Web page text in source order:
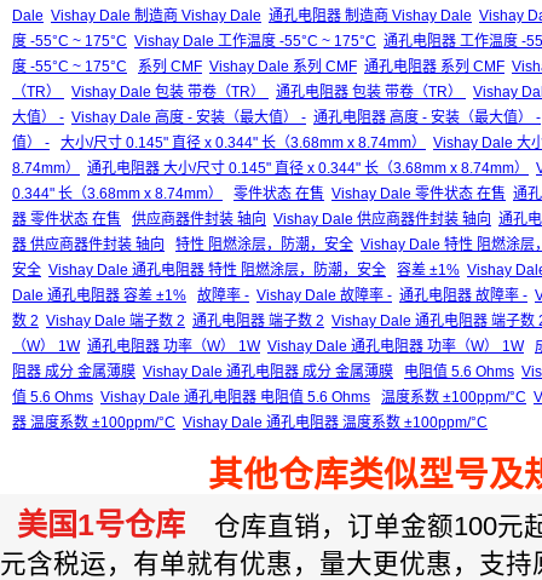
Dale Vishay Dale 制造商 Vishay Dale 通孔电阻器 制造商 Vishay Dale Vishay
度 -55°C ~ 175°C Vishay Dale 工作温度 -55°C ~ 175°C 通孔电阻器 工作温度 -
度 -55°C ~ 175°C
系列 CMF Vishay Dale 系列 CMF 通孔电阻器 系列 CMF
（TR）
Vishay Dale 包装 带卷（TR） 通孔电阻器 包装 带卷（TR）
Vishay
大值） - Vishay Dale 高度 - 安装（最大值） - 通孔电阻器 高度 - 安装（最大值） -
值） -
大小/尺寸 0.145" 直径 x 0.344" 长（3.68mm x 8.74mm）
Vishay Dale 大
8.74mm）
通孔电阻器 大小/尺寸 0.145" 直径 x 0.344" 长（3.68mm x 8.74mm）
0.344" 长（3.68mm x 8.74mm）
零件状态 在售 Vishay Dale 零件状态 在售 通
器 零件状态 在售
供应商器件封装 轴向 Vishay Dale 供应商器件封装 轴向 通孔
器 供应商器件封装 轴向
特性 阻燃涂层，防潮，安全 Vishay Dale 特性 阻燃涂层
安全 Vishay Dale 通孔电阻器 特性 阻燃涂层，防潮，安全 容差 ±1% Vishay
Dale 通孔电阻器 容差 ±1%
故障率 - Vishay Dale 故障率 - 通孔电阻器 故障率 -
数 2 Vishay Dale 端子数 2 通孔电阻器 端子数 2 Vishay Dale 通孔电阻器 端子数
（W） 1W 通孔电阻器 功率（W） 1W Vishay Dale 通孔电阻器 功率（W） 1W
阻器 成分 金属薄膜 Vishay Dale 通孔电阻器 成分 金属薄膜 电阻值 5.6 Ohms
值 5.6 Ohms Vishay Dale 通孔电阻器 电阻值 5.6 Ohms 温度系数 ±100ppm/°C
器 温度系数 ±100ppm/°C Vishay Dale 通孔电阻器 温度系数 ±100ppm/°C
其他仓库类似型号及
美国1号仓库 仓库直销，订单金额100元
元含税运，有单就有优惠，量大更优惠，支持